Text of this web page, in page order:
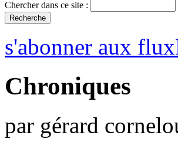
Chercher dans ce site :
s'abonner aux
Chroniques
par gérard